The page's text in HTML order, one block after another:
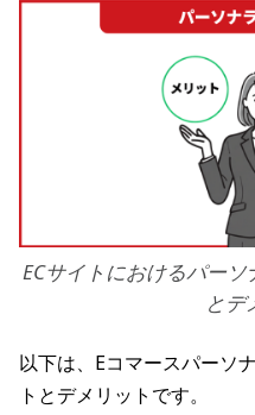
ECサイトにおけるパー
とデ
以下は、Eコマースパーソ
トとデメリットです。